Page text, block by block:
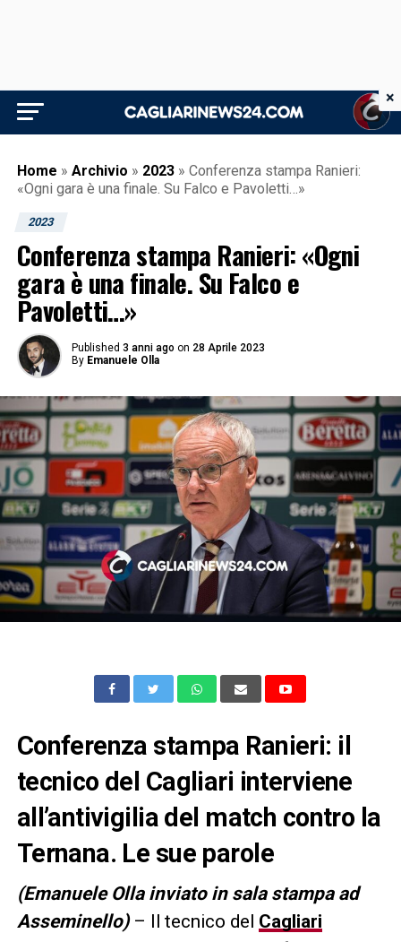
Home » Archivio » 2023 » Conferenza stampa Ranieri:
«Ogni gara è una finale. Su Falco e Pavoletti…»
2023
Conferenza stampa Ranieri: «Ogni
gara è una finale. Su Falco e
Pavoletti…»
Published 3 anni ago on 28 Aprile 2023
By Emanuele Olla
Conferenza stampa Ranieri: il
tecnico del Cagliari interviene
all’antivigilia del match contro la
Ternana. Le sue parole
(Emanuele Olla inviato in sala stampa ad
Asseminello)– Il tecnico del Cagliari
×